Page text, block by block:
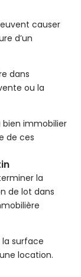
causer
d’un
dans
ou la
bien immobilier
de ces
la
de lot dans
la surface
location.